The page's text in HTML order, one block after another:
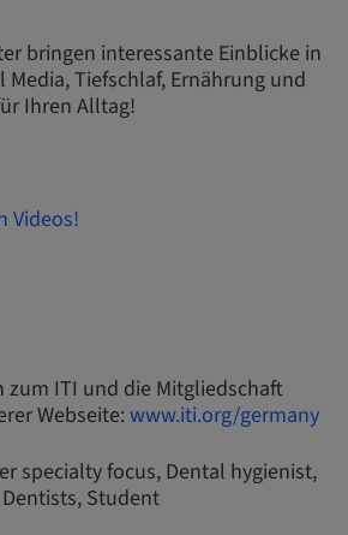
bringen interessante Einblicke in
Media, Tiefschlaf, Ernährung und
Ihren Alltag!
Videos!
ITI und die Mitgliedschaft
Webseite: www.iti.org/germany
specialty focus, Dental hygienist,
Student